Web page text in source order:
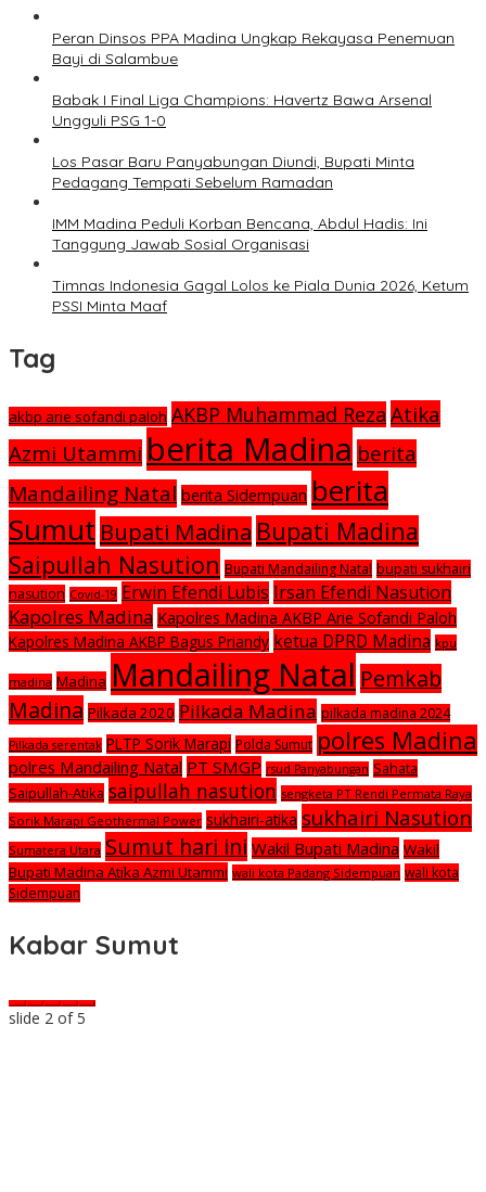
Peran Dinsos PPA Madina Ungkap Rekayasa Penemuan
Bayi di Salambue
Babak I Final Liga Champions: Havertz Bawa Arsenal
Ungguli PSG 1-0
Los Pasar Baru Panyabungan Diundi, Bupati Minta
Pedagang Tempati Sebelum Ramadan
IMM Madina Peduli Korban Bencana, Abdul Hadis: Ini
Tanggung Jawab Sosial Organisasi
Timnas Indonesia Gagal Lolos ke Piala Dunia 2026, Ketum
PSSI Minta Maaf
Tag
akbp arie sofandi paloh AKBP Muhammad Reza Atika
Azmi Utammi berita Madina berita
Mandailing Natal berita Sidempuan berita
Sumut Bupati Madina Bupati Madina
Saipullah Nasution Bupati Mandailing Natal bupati sukhairi
nasution Covid-19 Erwin Efendi Lubis Irsan Efendi Nasution
Kapolres Madina Kapolres Madina AKBP Arie Sofandi Paloh
Kapolres Madina AKBP Bagus Priandy ketua DPRD Madina kpu
madina Madina Mandailing Natal Pemkab
Madina Pilkada 2020 Pilkada Madina pilkada madina 2024
Pilkada serentak PLTP Sorik Marapi Polda Sumut polres Madina
polres Mandailing Natal PT SMGP rsud Panyabungan Sahata
Saipullah-Atika saipullah nasution sengketa PT Rendi Permata Raya
Sorik Marapi Geothermal Power sukhairi-atika sukhairi Nasution
Sumatera Utara Sumut hari ini Wakil Bupati Madina Wakil
Bupati Madina Atika Azmi Utammi wali kota Padang Sidempuan wali kota
Sidempuan
Kabar Sumut
slide 2 of 5